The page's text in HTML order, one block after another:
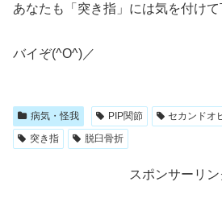
あなたも「突き指」には気を付けて
バイぞ(^O^)／
病気・怪我 PIP関節 セカンドオ
突き指
脱臼骨折
スポンサーリン